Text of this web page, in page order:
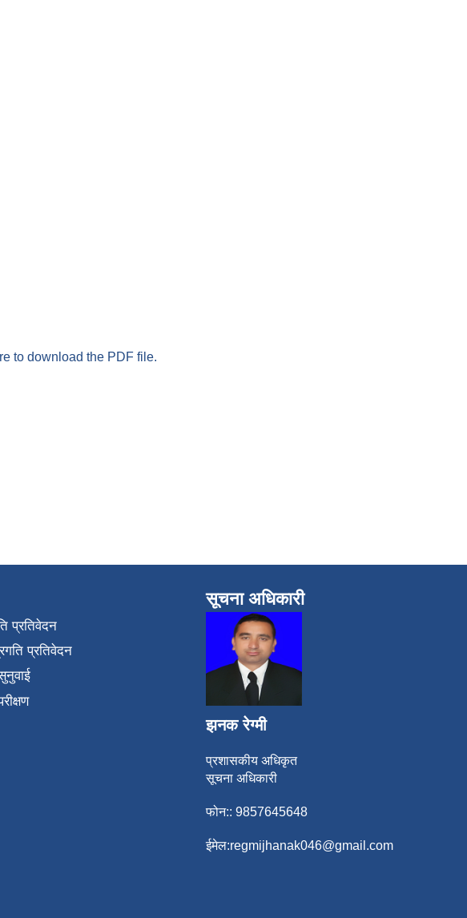
to download the PDF file.
प्रतिवेदन
प्रतिवेदन
सूचना अधिकारी
झनक रेग्मी
प्रशासकीय अधिकृत
सूचना अधिकारी
फोन:: 9857645648
ईमेल:regmijhanak046@gmail.com